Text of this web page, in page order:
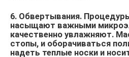
6. Обвертывания.
насыщают важными
качественно увлажняют.
стопы, и оборачиваться
надеть теплые носки и